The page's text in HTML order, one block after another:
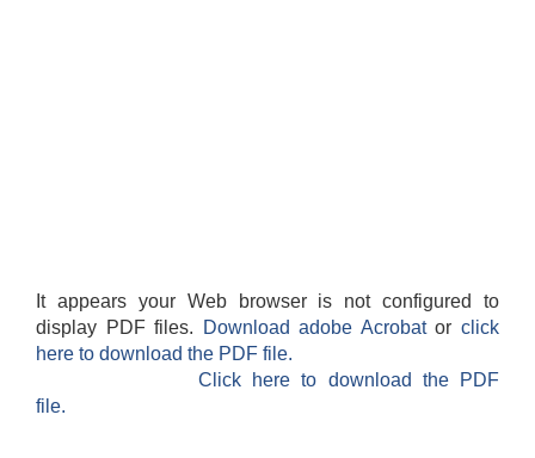
It appears your Web browser is not configured to
display PDF files.
Download adobe Acrobatorclick
here to download the PDF file.
Click here to download the PDF
file.